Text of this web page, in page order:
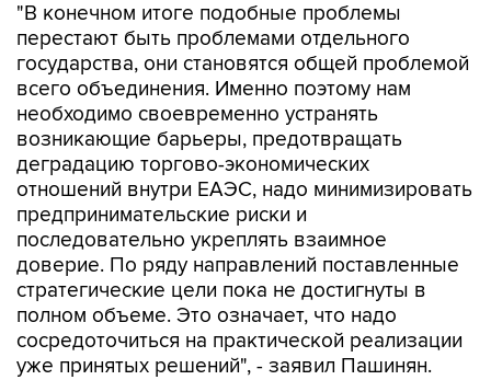
"В конечном итоге подобные проблемы
перестают быть проблемами отдельного
государства, они становятся общей проблемой
всего объединения. Именно поэтому нам
необходимо своевременно устранять
возникающие барьеры, предотвращать
деградацию торгово-экономических
отношений внутри ЕАЭС, надо минимизировать
предпринимательские риски и
последовательно укреплять взаимное
доверие. По ряду направлений поставленные
стратегические цели пока не достигнуты в
полном объеме. Это означает, что надо
сосредоточиться на практической реализации
уже принятых решений", - заявил Пашинян.